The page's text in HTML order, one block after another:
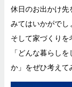
休日のお出かけ先
みてはいかがでし
そして家づくりを
「どんな暮らし
か」をぜひ考えて